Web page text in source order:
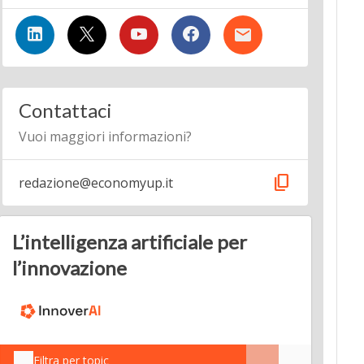
Contattaci
Vuoi maggiori informazioni?
redazione@economyup.it content_copy
L’intelligenza artificiale per
l’innovazione
Filtra per topic